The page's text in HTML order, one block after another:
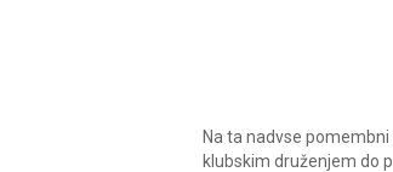
Na ta nadvse
klubskim druženjem do